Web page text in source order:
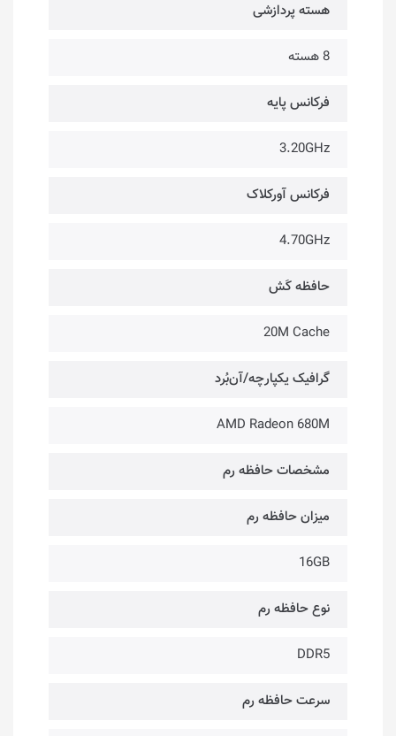
هسته پردازشی
8 هسته
فرکانس پایه
3.20GHz
فرکانس آورکلاک
4.70GHz
حافظه کَش
20M Cache
گرافیک یکپارچه/آن‌بُرد
AMD Radeon 680M
مشخصات حافظه رم
میزان حافظه رم
16GB
نوع حافظه رم
DDR5
سرعت حافظه رم